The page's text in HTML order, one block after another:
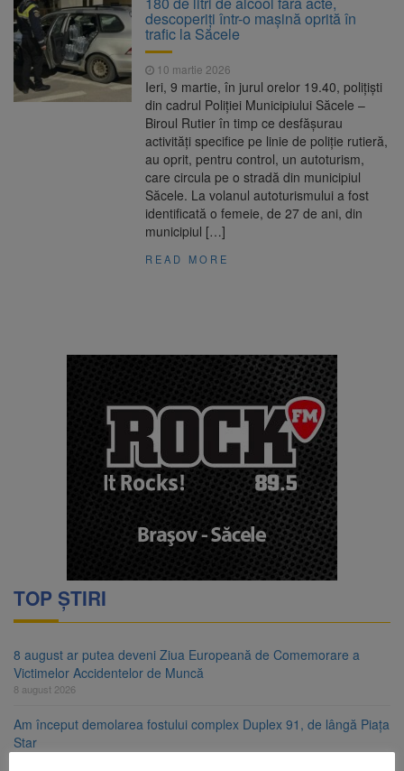
nopții, nu oprirea iluminatului public
7 august 2026
Trafic blocat pe DN1E Brașov
– Poiana Brașov după un accident. Două
persoane primesc îngrijiri medicale
7 august 2026
Dosar de evaziune fiscală de
peste 330.000 de lei, clasat la Brașov după
8 august ar putea deveni
Ziua Europeană de Comemorare a Victimelor
Accidentelor de Muncă
descoperiți într-o mașină oprită în
trafic la Săcele
10 martie 2026
Ieri, 9 martie, în jurul orelor 19.40, polițiști
din cadrul Poliției Municipiului Săcele –
Biroul Rutier în timp ce desfășurau
activități specifice pe linie de poliție rutieră,
au oprit, pentru control, un autoturism,
care circula pe o stradă din municipiul
Săcele. La volanul autoturismului a fost
identificată o femeie, de 27 de ani, din
municipiul […]
READ MORE
TOP ȘTIRI
8 august ar putea deveni Ziua Europeană de Comemorare a
Victimelor Accidentelor de Muncă
8 august 2026
Am început demolarea fostului complex Duplex 91, de lângă Piața
Star